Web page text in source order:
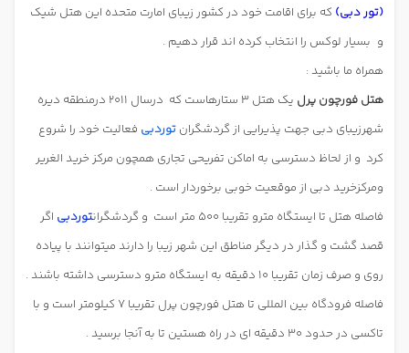
(تور دبی) که برای اقامت خود در کشور زیبای امارت متحده این هتل شیک
و بسیار لوکس را انتخاب کرده اند قرار دهیم .
همراه ما باشید :
هتل فورچون پرل یک هتل 3 ستارهاست که
درسال 2011 درمنطقه دیره
شهرزیبای دبی جهت پذیرایی از گردشگران توردبی فعالیت خود را شروع
کرد و از لحاظ دسترسی به اماکن تفریحی تجاری همچون مرکز خرید الغریر
ومرکزخرید دبی از موقعیت خوبی برخوردار است .
فاصله هتل تا ایستگاه مترو تقریبا 500 متر است
و گردشگرانتوردبی اگر
قصد گشت و گذار در دیگر مناطق این شهر زیبا را دارند میتوانند با پیاده
روی و صرف زمان تقریبا 10 دقیقه به ایستگاه مترو دسترسی داشته باشند .
فاصله فرودگاه بین المللی تا هتل فورچون پرل تقریبا 7 کیلومتر است و با
تاکسی در حدود 30 دقیقه ای در راه هستین تا به آنجا برسید .